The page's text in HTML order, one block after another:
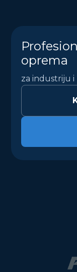
oprema
za industriju i